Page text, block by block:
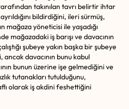
takınılan tavrı belirtir ihtar
bildirdiğini, ileri sürmüş,
mağaza yöneticisi ile yaşadığı
mağazadaki iş barışı ve davacının
şubeye yakın başka bir şubeye
davacının bunu kabul
bunun üzerine işe gelmediğini ve
tutanakları tutulduğunu,
olarak iş akdini feshettiğini